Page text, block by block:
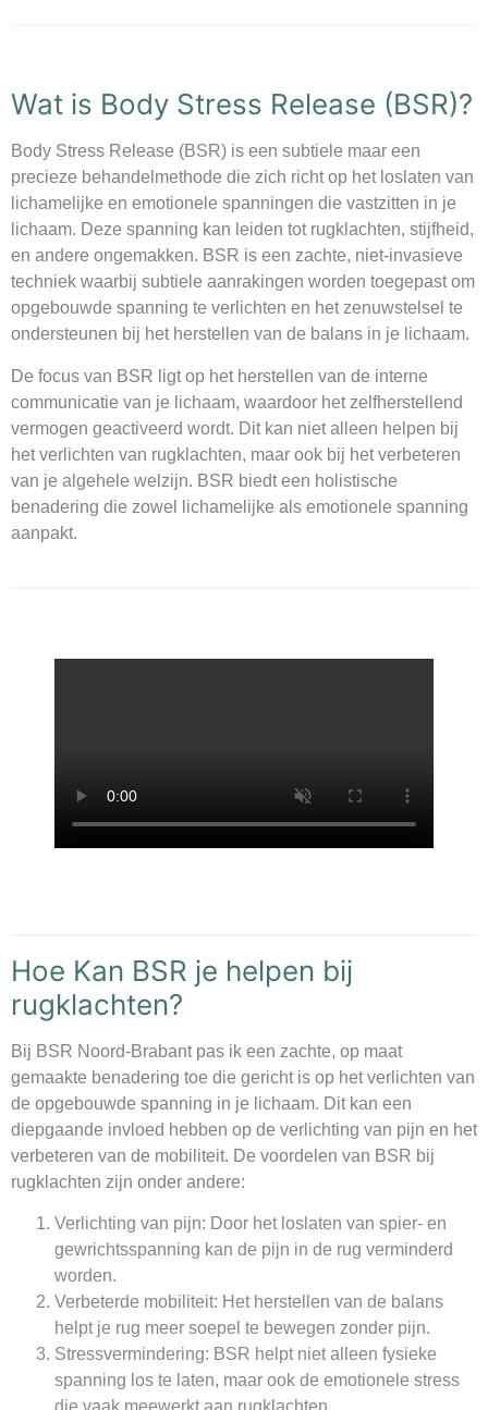
Wat is Body Stress Release (BSR)?
Body Stress Release (BSR) is een subtiele maar een
precieze behandelmethode die zich richt op het loslaten van
lichamelijke en emotionele spanningen die vastzitten in je
lichaam. Deze spanning kan leiden tot rugklachten, stijfheid,
en andere ongemakken. BSR is een zachte, niet-invasieve
techniek waarbij subtiele aanrakingen worden toegepast om
opgebouwde spanning te verlichten en het zenuwstelsel te
ondersteunen bij het herstellen van de balans in je lichaam.
De focus van BSR ligt op het herstellen van de interne
communicatie van je lichaam, waardoor het zelfherstellend
vermogen geactiveerd wordt. Dit kan niet alleen helpen bij
het verlichten van rugklachten, maar ook bij het verbeteren
van je algehele welzijn. BSR biedt een holistische
benadering die zowel lichamelijke als emotionele spanning
aanpakt.
Hoe Kan BSR je helpen bij
rugklachten?
Bij BSR Noord-Brabant pas ik een zachte, op maat
gemaakte benadering toe die gericht is op het verlichten van
de opgebouwde spanning in je lichaam. Dit kan een
diepgaande invloed hebben op de verlichting van pijn en het
verbeteren van de mobiliteit. De voordelen van BSR bij
rugklachten zijn onder andere:
Verlichting van pijn: Door het loslaten van spier- en
gewrichtsspanning kan de pijn in de rug verminderd
worden.
Verbeterde mobiliteit: Het herstellen van de balans
helpt je rug meer soepel te bewegen zonder pijn.
Stressvermindering: BSR helpt niet alleen fysieke
spanning los te laten, maar ook de emotionele stress